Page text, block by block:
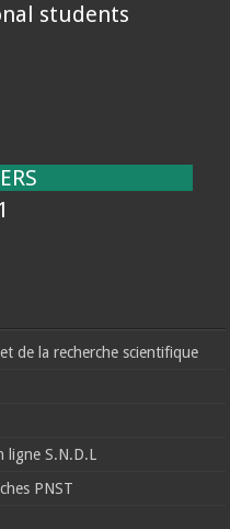
students
de la recherche scientifique
ligne S.N.D.L
PNST